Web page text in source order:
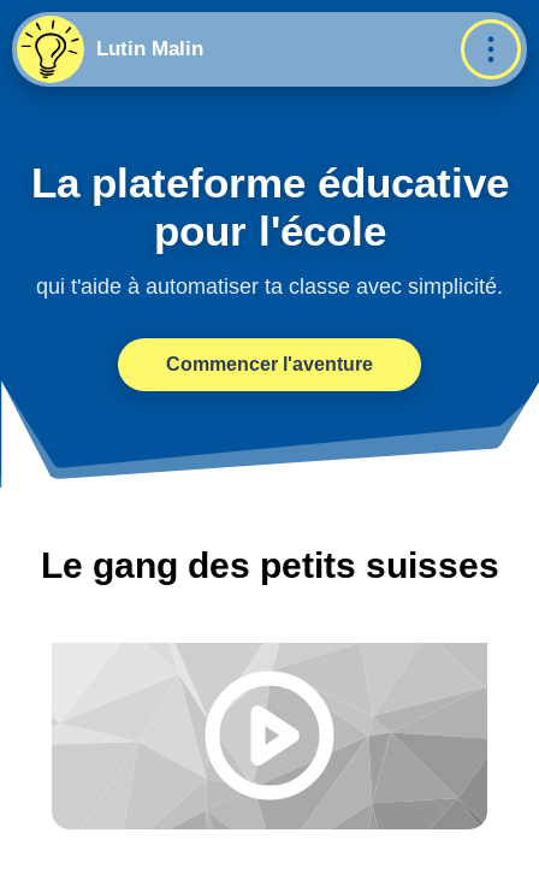
Lutin Malin
La plateforme éducative
pour l'école
qui t'aide à automatiser ta classe avec simplicité.
Commencer l'aventure
Le gang des petits suisses